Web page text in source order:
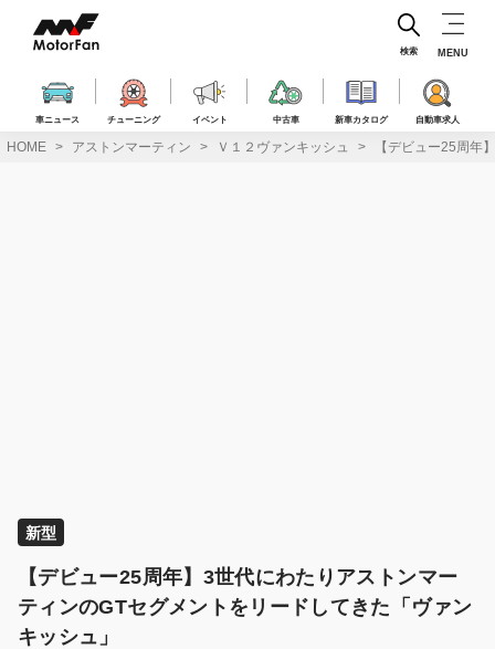
ス
車ニュース チューニング イベント 中古車 新車カタログ 自動車求人
検索 MENU
HOME アストンマーティン Ｖ１２ヴァンキッシュ 【デビュー25周年
新型
【デビュー25周年】3世代にわたりアストンマー
ティンのGTセグメントをリードしてきた「ヴァン
キッシュ」